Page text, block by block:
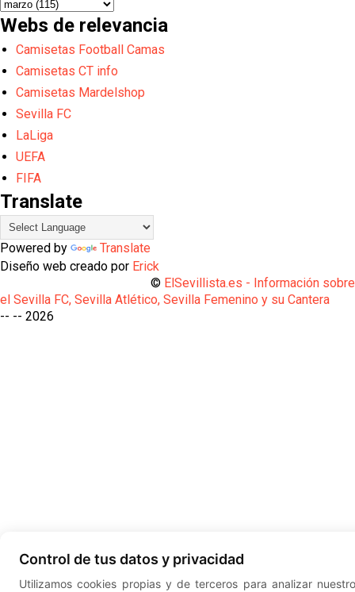
Webs de relevancia
Camisetas Football Camas
Camisetas CT info
Camisetas Mardelshop
Sevilla FC
LaLiga
UEFA
FIFA
Translate
Powered by
Translate
Diseño web creado por Erick
© ElSevillista.es - Información sobre
el Sevilla FC, Sevilla Atlético, Sevilla Femenino y su Cantera
-- --
Control de tus datos y privacidad
Utilizamos cookies propias y de terceros para analizar
2026